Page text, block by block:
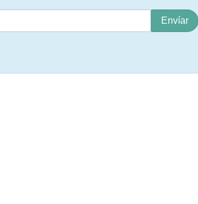
u